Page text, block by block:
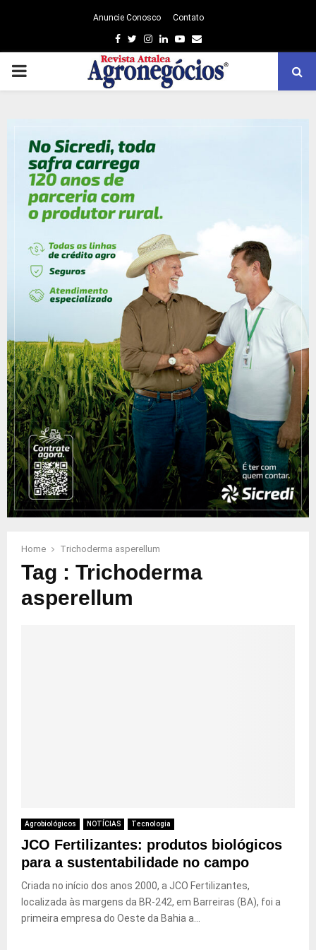
Anuncie Conosco Contato
Facebook
TwitterInstagram
LinkedinYoutube
Email
PRIMARY
Home Trichoderma asperellum
Tag : Trichoderma
asperellum
Agrobiológicos NOTÍCIAS Tecnologia
JCO Fertilizantes: produtos biológicos
para a sustentabilidade no campo
Criada no início dos anos 2000, a JCO Fertilizantes,
localizada às margens da BR-242, em Barreiras (BA), foi a
primeira empresa do Oeste da Bahia a...